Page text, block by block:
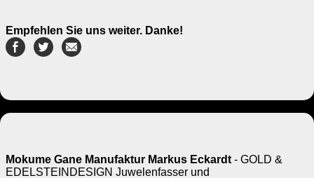
Empfehlen Sie uns weiter. Danke!
Mokume Gane Manufaktur Markus Eckardt - GOLD &
EDELSTEINDESIGN Juwelenfasser und